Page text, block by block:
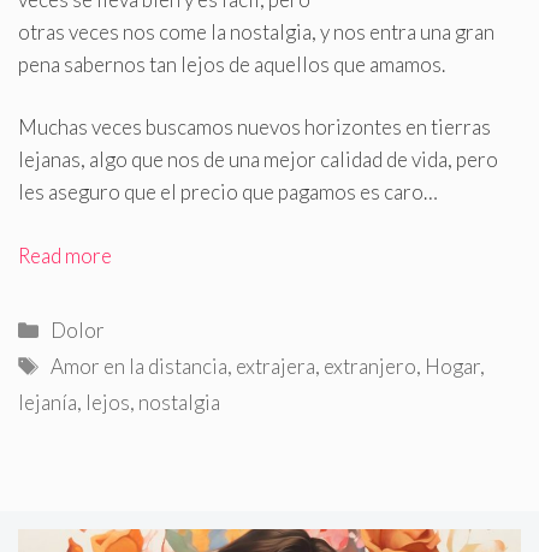
otras veces nos come la nostalgia, y nos entra una gran
pena sabernos tan lejos de aquellos que amamos.
Muchas veces buscamos nuevos horizontes en tierras
lejanas, algo que nos de una mejor calidad de vida, pero
les aseguro que el precio que pagamos es caro…
Read more
Categorías
Dolor
Etiquetas
Amor en la distancia, extrajera, extranjero, Hogar,
lejanía, lejos, nostalgia